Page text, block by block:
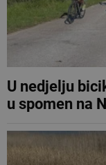
U nedjelju
u spomen na